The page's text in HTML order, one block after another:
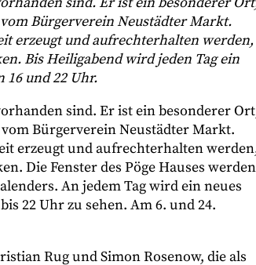
Bürgerverein Neustädter Markt.
erzeugt und aufrechterhalten werden,
Bis Heiligabend wird jeden Tag ein
und 22 Uhr.
sind. Er ist ein besonderer
Bürgerverein Neustädter Markt.
erzeugt und aufrechterhalten
Die Fenster des Pöge Hauses werden
An jedem Tag wird ein neues
22 Uhr zu sehen. Am 6. und 24.
Rug und Simon Rosenow, die als